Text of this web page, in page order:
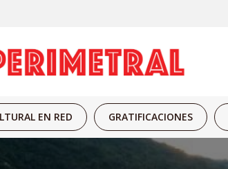
EN RED GRATIFICACIONES